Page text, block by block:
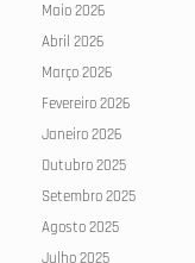
Maio 2026
Abril 2026
Março 2026
Fevereiro 2026
Janeiro 2026
Outubro 2025
Setembro 2025
Agosto 2025
Julho 2025